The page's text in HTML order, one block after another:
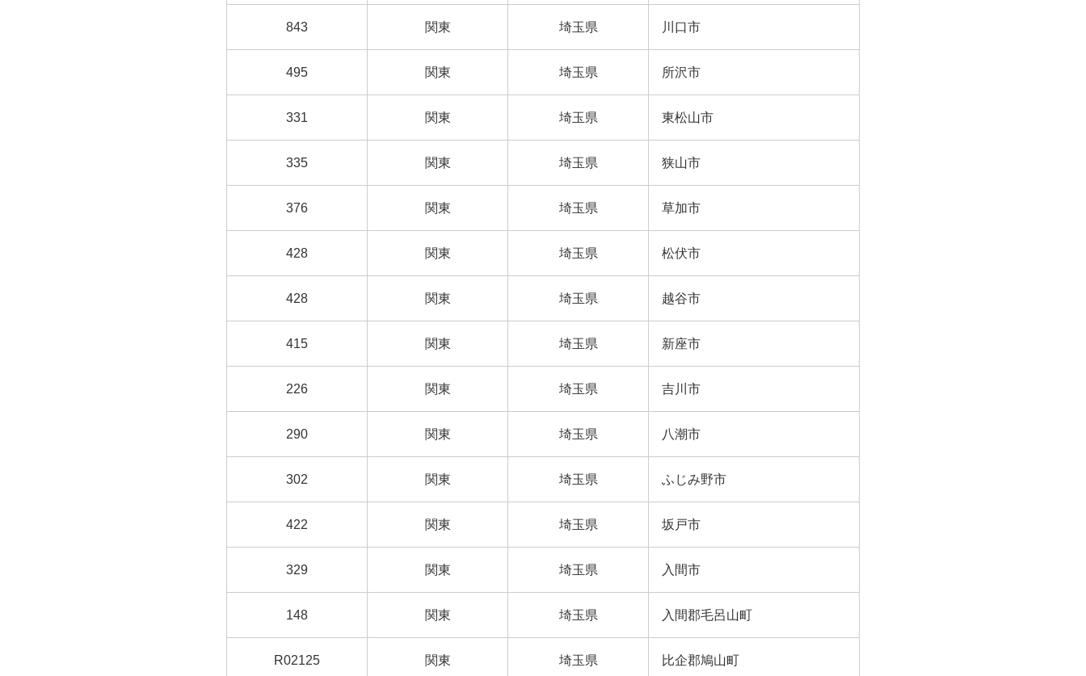
843 関東 埼玉県 川口市
495 関東 埼玉県 所沢市
331 関東 埼玉県 東松山市
335 関東 埼玉県 狭山市
376 関東 埼玉県 草加市
428 関東 埼玉県 松伏市
428 関東 埼玉県 越谷市
415 関東 埼玉県 新座市
226 関東 埼玉県 吉川市
290 関東 埼玉県 八潮市
302 関東 埼玉県 ふじみ野市
422 関東 埼玉県 坂戸市
329 関東 埼玉県 入間市
148 関東 埼玉県 入間郡毛呂山町
R02125 関東 埼玉県 比企郡鳩山町